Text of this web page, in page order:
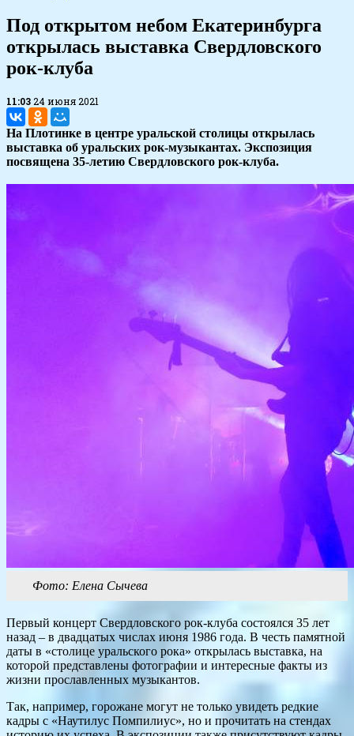
Под открытом небом Екатеринбурга
открылась выставка Свердловского
рок-клуба
11:0324 июня 2021
На Плотинке в центре уральской столицы открылась
выставка об уральских рок-музыкантах. Экспозиция
посвящена 35-летию Свердловского рок-клуба.
Фото: Елена Сычева
Первый концерт Свердловского рок-клуба состоялся 35 лет
назад – в двадцатых числах июня 1986 года. В честь памятной
даты в «столице уральского рока» открылась выставка, на
которой представлены фотографии и интересные факты из
жизни прославленных музыкантов.
Так, например, горожане могут не только увидеть редкие
кадры с «Наутилус Помпилиус», но и прочитать на стендах